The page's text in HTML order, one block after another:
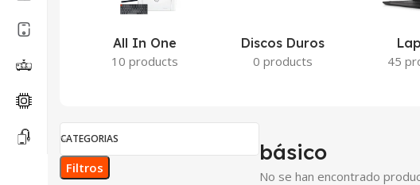
All In One
10 products
Discos Duros
0 products
45
CATEGORIAS
Filtros
básico
No se han encontrado